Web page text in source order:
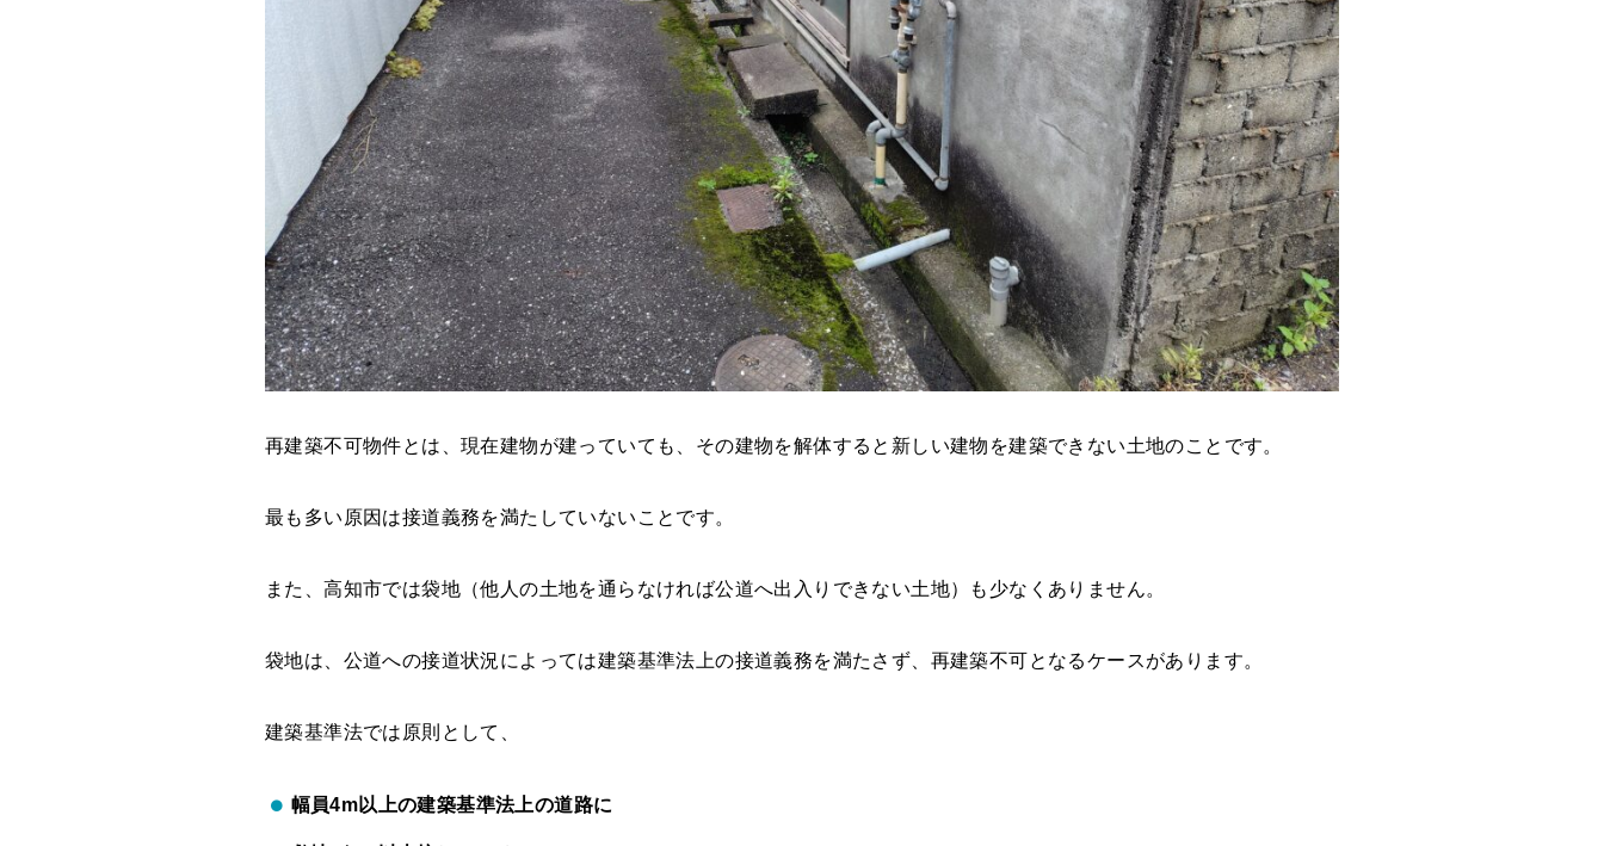
再建築不可物件とは、現在建物が建っていても、その建物を解体すると新しい建物を建築できない土地のことです。
最も多い原因は接道義務を満たしていないことです。
また、高知市では袋地（他人の土地を通らなければ公道へ出入りできない土地）も少なくありません。
袋地は、公道への接道状況によっては建築基準法上の接道義務を満たさず、再建築不可となるケースがあります。
建築基準法では原則として、
幅員4m以上の建築基準法上の道路に